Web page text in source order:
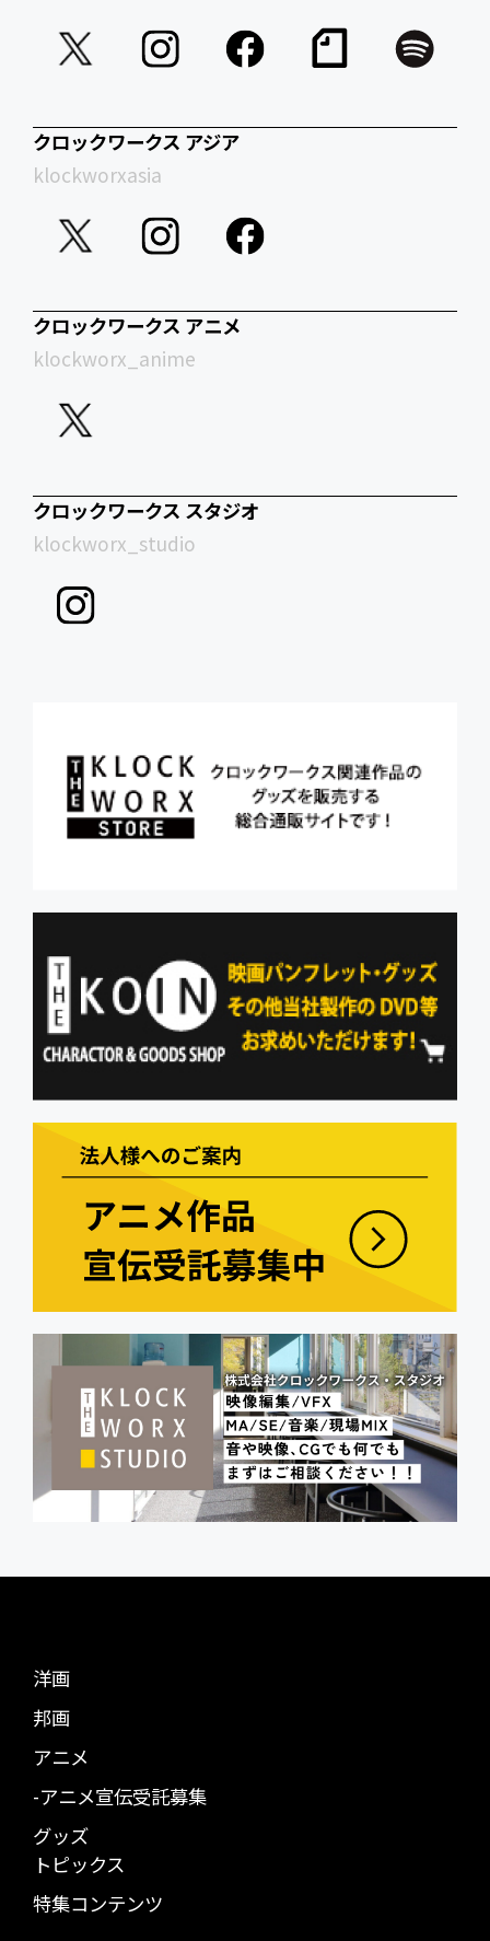
クロックワークス アジア
klockworxasia
クロックワークス アニメ
klockworx_anime
クロックワークス スタジオ
klockworx_studio
洋画
邦画
アニメ
-アニメ宣伝受託募集
グッズ
トピックス
特集コンテンツ